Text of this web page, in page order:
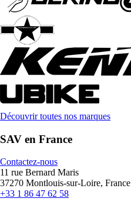
Découvrir toutes nos marques
SAV en France
Contactez-nous
11 rue Bernard Maris
37270 Montlouis-sur-Loire, France
+33 1 86 47 62 58